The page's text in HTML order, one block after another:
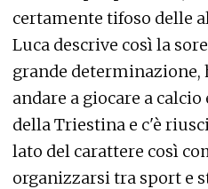
certamente tifoso delle
Luca descrive così la
grande
andare a giocare a
della Triestina e c'è
lato del carattere così
organizzarsi tra sport e